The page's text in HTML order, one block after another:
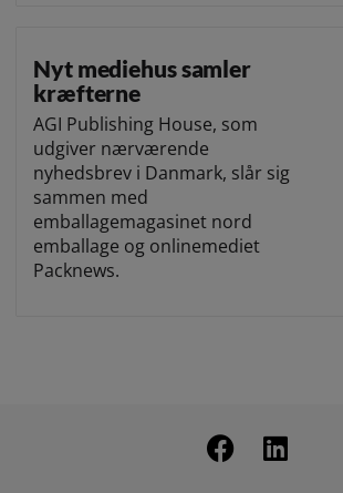
Nyt mediehus samler
kræfterne
AGI Publishing House, som
udgiver nærværende
nyhedsbrev i Danmark, slår sig
sammen med
emballagemagasinet nord
emballage og onlinemediet
Packnews.